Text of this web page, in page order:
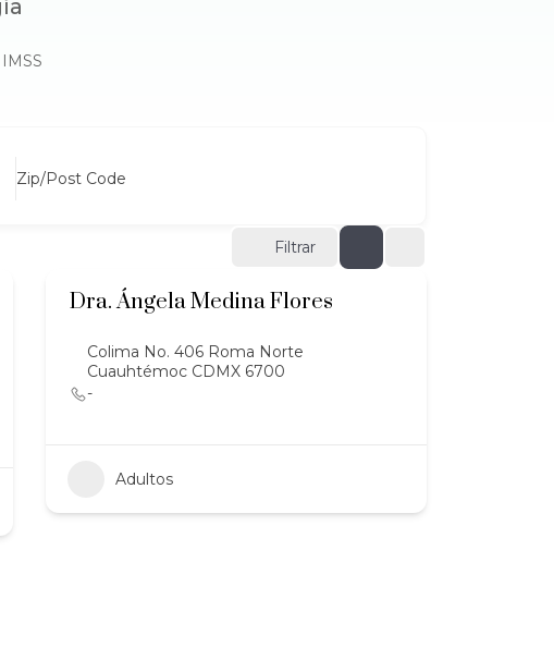
Zip/Post Code
Filtrar
Dra. Ángela Medina Flores
Colima No. 406 Roma Norte
Cuauhtémoc CDMX 6700
-
Adultos